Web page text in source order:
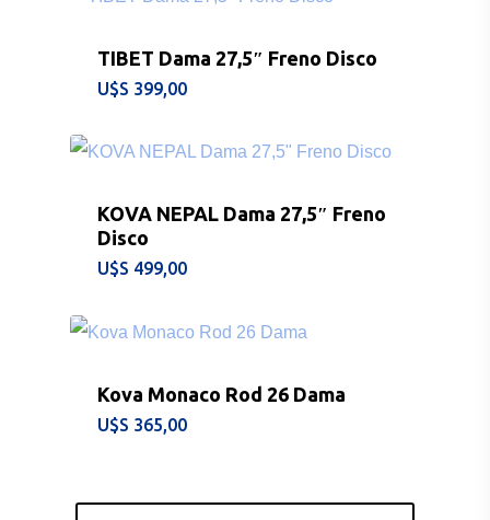
TIBET Dama 27,5″ Freno Disco
$ 399,00
KOVA NEPAL Dama 27,5″ Freno
Disco
$ 499,00
Kova Monaco Rod 26 Dama
$ 365,00